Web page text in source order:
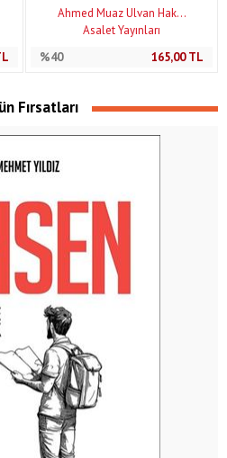
Ahmed Muaz Ulvan Hak...
Asalet Yayınları
%40
165,00TL
Fırsatları